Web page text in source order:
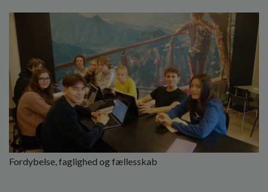
Fordybelse, faglighed og fællesskab